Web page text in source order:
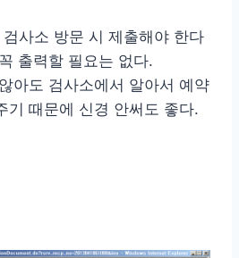
사소 방문 시 제출해야 한다
출력할 필요는 없다.
아도 검사소에서 알아서 예약
기 때문에 신경 안써도 좋다.